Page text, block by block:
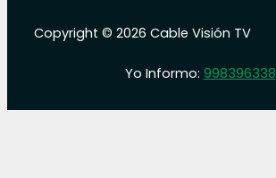
Copyright © 2026 Cable Visión TV
Yo Informo: 998396338